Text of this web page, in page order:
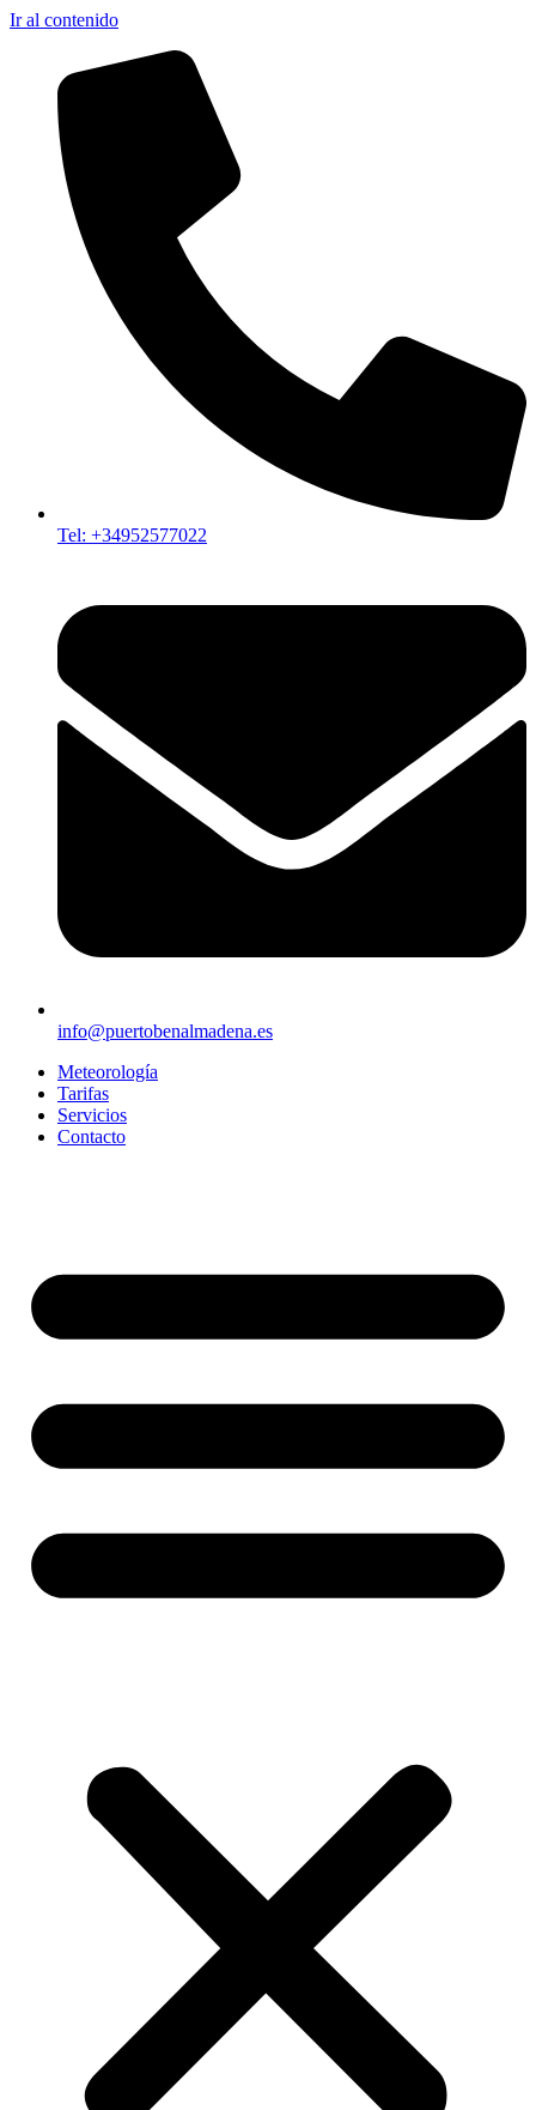
Ir al contenido
Tel: +34952577022
info@puertobenalmadena.es
Meteorología
Tarifas
Servicios
Contacto